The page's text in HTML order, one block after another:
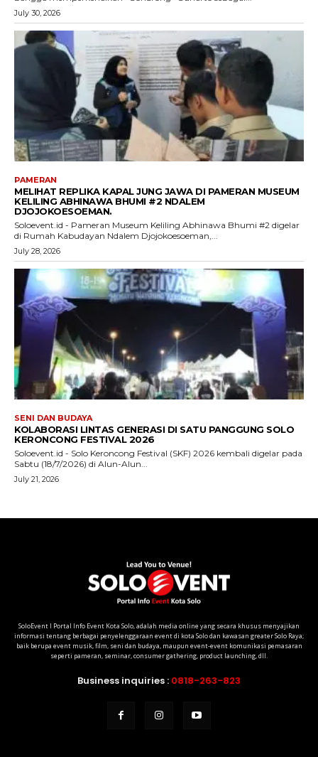
SoloEvent I Portal Info Event Kota Solo, adalah media online yang secara khusus menyajikan
informasi tentang berbagai penyelenggaraan event di kota Solo dan kawasan greater Solo Raya;
baik berupa event musik, film, seni dan budaya, maupun event-event komunikasi pemasaran
seperti pameran, seminar, consumer gathering, product launching, dll.
Business inquiries : 0818-263-823